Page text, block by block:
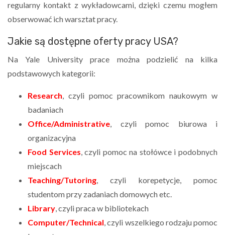
regularny kontakt z wykładowcami, dzięki czemu mogłem
obserwować ich warsztat pracy.
Jakie są dostępne oferty pracy USA?
Na Yale University prace można podzielić na kilka
podstawowych kategorii:
Research, czyli pomoc pracownikom naukowym w
badaniach
Office/Administrative, czyli pomoc biurowa i
organizacyjna
Food Services, czyli pomoc na stołówce i podobnych
miejscach
Teaching/Tutoring, czyli korepetycje, pomoc
studentom przy zadaniach domowych etc.
Library, czyli praca w bibliotekach
Computer/Technical, czyli wszelkiego rodzaju pomoc